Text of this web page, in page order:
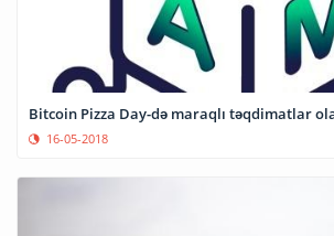
Bitcoin Pizza Day-də maraqlı təqdimatlar
16-05-2018